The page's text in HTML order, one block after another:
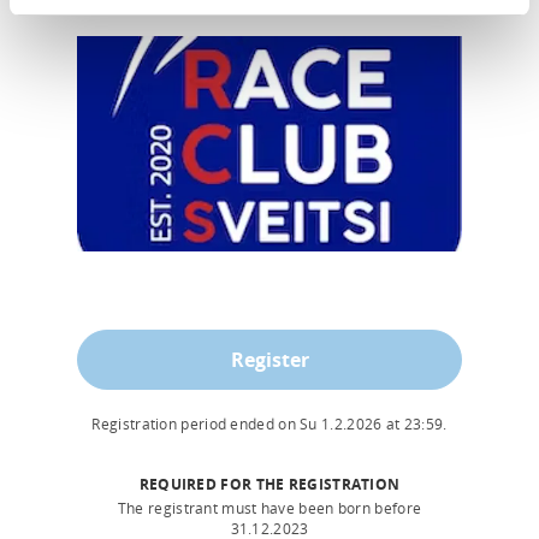
Register
Registration period ended onSu 1.2.2026 at 23:59.
REQUIRED FOR THE REGISTRATION
The registrant must have been born before
31.12.2023